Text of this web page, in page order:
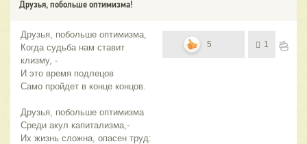
Друзья, побольше оптимизма!
Друзья, побольше оптимизма,
Когда судьба нам ставит
клизму, -
И это время подлецов
Само пройдет в конце концов.
Друзья, побольше оптимизма
Среди акул капитализма,-
Их жизнь сложна, опасен труд:
5 1